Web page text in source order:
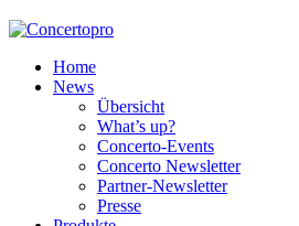
Home
News
Übersicht
What’s up?
Concerto-Events
Concerto Newsletter
Partner-Newsletter
Presse